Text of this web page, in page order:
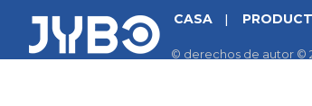
CASA
© derechos de autor ©